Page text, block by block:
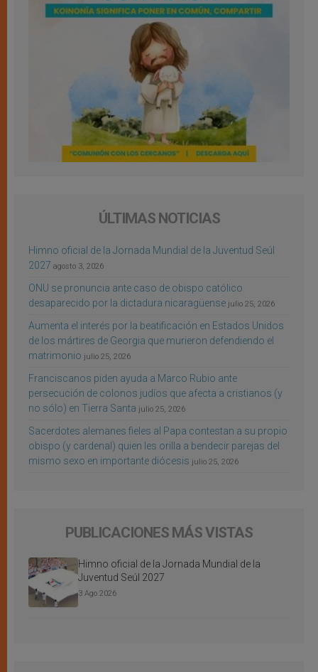
ÚLTIMAS NOTICIAS
Himno oficial de la Jornada Mundial de la Juventud Seúl
2027 agosto 3, 2026
ONU se pronuncia ante caso de obispo católico
desaparecido por la dictadura nicaragüense julio 25, 2026
Aumenta el interés por la beatificación en Estados Unidos
de los mártires de Georgia que murieron defendiendo el
matrimonio julio 25, 2026
Franciscanos piden ayuda a Marco Rubio ante
persecución de colonos judíos que afecta a cristianos (y
no sólo) en Tierra Santa julio 25, 2026
Sacerdotes alemanes fieles al Papa contestan a su propio
obispo (y cardenal) quien les orilla a bendecir parejas del
mismo sexo en importante diócesis julio 25, 2026
PUBLICACIONES MÁS VISTAS
Himno oficial de la Jornada Mundial de la
Juventud Seúl 2027
3 Ago 2026